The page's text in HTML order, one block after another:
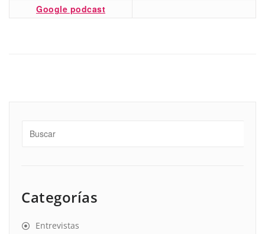
Google podcast
Categorías
Entrevistas